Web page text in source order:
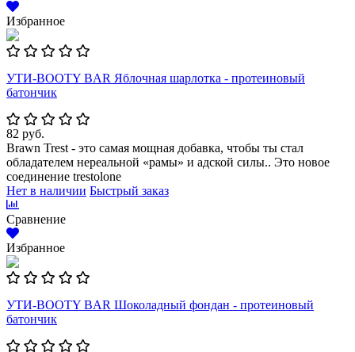
Избранное
УТИ-BOOTY BAR Яблочная шарлотка - протеиновый
батончик
82 руб.
Brawn Trest - это самая мощная добавка, чтобы ты стал
обладателем нереальной «рамы» и адской силы.. Это новое
соединение trestolone
Нет в наличии Быстрый заказ
Сравнение
Избранное
УТИ-BOOTY BAR Шоколадный фондан - протеиновый
батончик